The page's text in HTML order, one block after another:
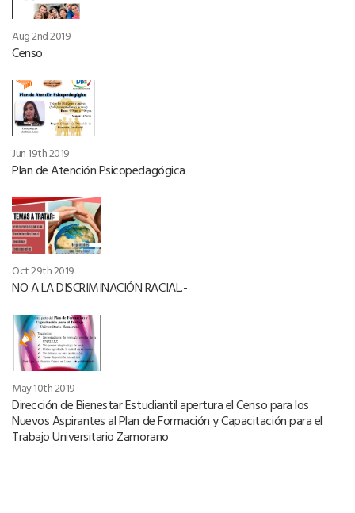
Aug 2nd 2019
Censo
Jun 19th 2019
Plan de Atención Psicopedagógica
Oct 29th 2019
NO A LA DISCRIMINACIÓN RACIAL.-
May 10th 2019
Dirección de Bienestar Estudiantil apertura el Censo para los
Nuevos Aspirantes al Plan de Formación y Capacitación para el
Trabajo Universitario Zamorano